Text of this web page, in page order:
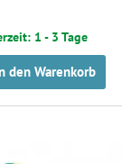
1 - 3 Tage
den Warenkorb